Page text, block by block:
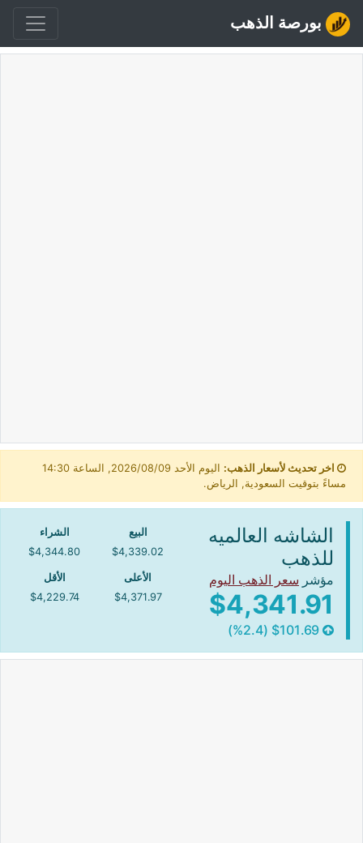
بورصة الذهب
اخر تحديث لأسعار الذهب:
اليوم الأحد 2026/08/09, الساعة 14:30
مساءً بتوقيت السعودية, الرياض.
الشاشه العالميه
للذهب
مؤشر سعر الذهب اليوم
$4,341.91
البيع
$4,339.02
الشراء
$4,344.80
الأعلى
$4,371.97
الأقل
$4,229.74